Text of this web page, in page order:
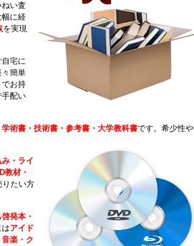
い査
幅に経
を実現
宅に
々簡単
でお持
手配い
術書・技術書・参考書・大学教科書です。希少性や
み・ライ
教材・
りたい方
発本・
はアイド
楽・ク